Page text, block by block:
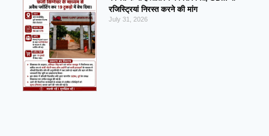
रजिस्ट्रियां निरस्त करने की मांग
July 31, 2026